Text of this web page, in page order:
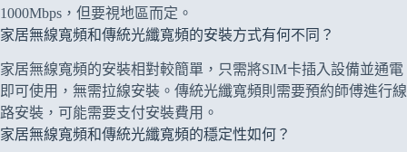
1000Mbps，但要視地區而定。
家居無線寬頻和傳統光纖寬頻的安裝方式有何不同？
家居無線寬頻的安裝相對較簡單，只需將SIM卡插入設備並通電
即可使用，無需拉線安裝。傳統光纖寬頻則需要預約師傅進行線
路安裝，可能需要支付安裝費用。
家居無線寬頻和傳統光纖寬頻的穩定性如何？